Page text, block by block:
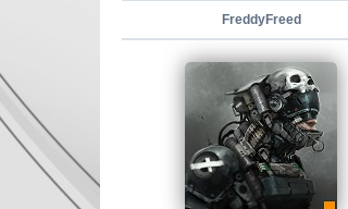
FreddyFreed